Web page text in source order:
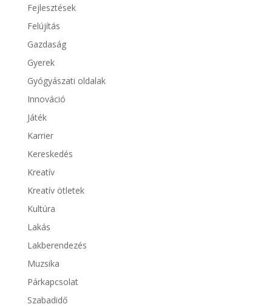
Fejlesztések
Felújítás
Gazdaság
Gyerek
Gyógyászati oldalak
Innováció
Játék
Karrier
Kereskedés
Kreatív
Kreatív ötletek
Kultúra
Lakás
Lakberendezés
Muzsika
Párkapcsolat
Szabadidő